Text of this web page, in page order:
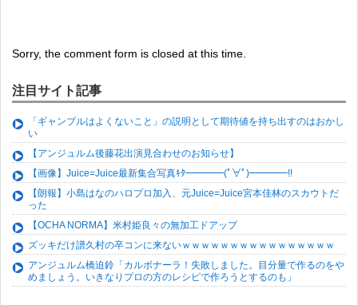
Sorry, the comment form is closed at this time.
注目サイト記事
「ギャンブルはよくないこと」の説明として期待値を持ち出すのはおかし
い
【アンジュルム後藤花出演見合わせのお知らせ】
【画像】Juice=Juice最新集合写真ｷﾀ━━━━(ﾟ∀ﾟ)━━━━!!
【朗報】小島はなのハロプロ加入、元Juice=Juice宮本佳林のスカウトだ
った
【OCHA NORMA】米村姫良々の無加工ドアップ
ズッキだけ譜久村の卒コンに来ないｗｗｗｗｗｗｗｗｗｗｗｗｗｗｗｗ
アンジュルム橋迫鈴「カルボナーラ！失敗しました。目分量で作るのをや
めましょう。いきなりプロの方のレシピで作ろうとするのも」